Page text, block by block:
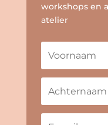
workshops en
atelier